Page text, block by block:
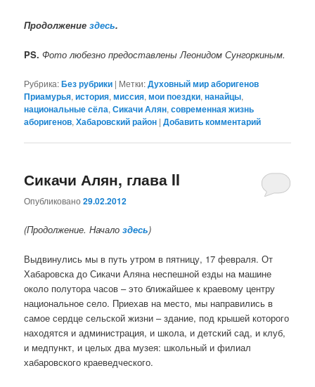
Продолжениездесь.
PS. Фото любезно предоставлены Леонидом Сунгоркиным.
Рубрика:Без рубрики | Метки:Духовный мир аборигенов
Приамурья,история,миссия,мои поездки,нанайцы,
национальные сёла,Сикачи Алян,современная жизнь
аборигенов,Хабаровский район |Добавить комментарий
Сикачи Алян, глава II
Опубликовано29.02.2012
(Продолжение. Началоздесь)
Выдвинулись мы в путь утром в пятницу, 17 февраля. От
Хабаровска до Сикачи Аляна неспешной езды на машине
около полутора часов – это ближайшее к краевому центру
национальное село. Приехав на место, мы направились в
самое сердце сельской жизни – здание, под крышей которого
находятся и администрация, и школа, и детский сад, и клуб,
и медпункт, и целых два музея: школьный и филиал
хабаровского краеведческого.